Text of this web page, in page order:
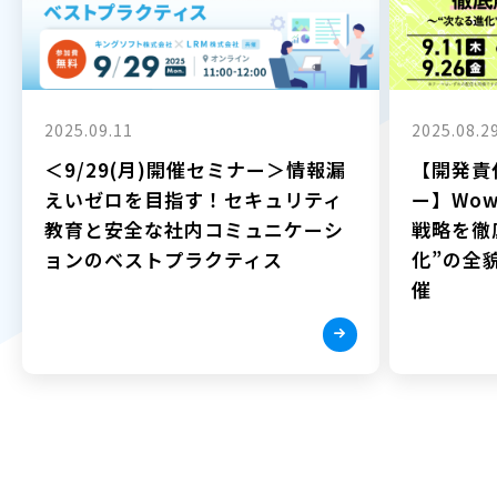
2025.09.11
＜9/29(月)開催セミナー＞情報漏
えいゼロを目指す！セキュリティ
教育と安全な社内コミュニケーシ
ョンのベストプラクティス
【開発
ー】
戦略を
化”の全
催